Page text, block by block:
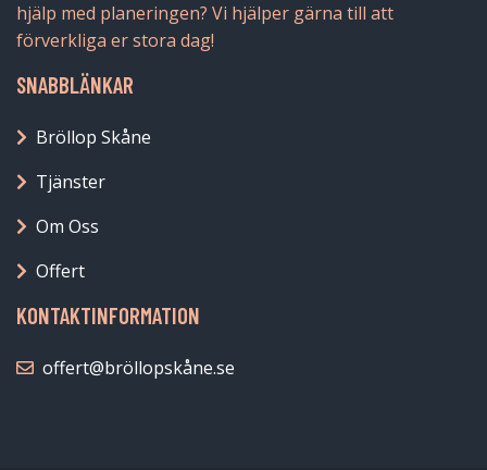
hjälp med planeringen? Vi hjälper gärna till att
förverkliga er stora dag!
SNABBLÄNKAR
Bröllop Skåne
Tjänster
Om Oss
Offert
KONTAKTINFORMATION
offert@bröllopskåne.se